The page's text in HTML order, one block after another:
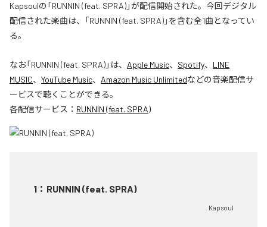
Kapsoulの「RUNNIN (feat. SPRA)」が配信開始された。今回デジタル
配信された楽曲は、「RUNNIN (feat. SPRA)」を含む全1曲となってい
る。
なお「RUNNIN (feat. SPRA)」は、 Apple Music、 Spotify、 LINE
MUSIC、 YouTube Music、 Amazon Music Unlimitedなどの音楽配信サ
ービスで聴くことができる。
各配信サービス： RUNNIN (feat. SPRA)
1 ： RUNNIN (feat. SPRA)
Kapsoul